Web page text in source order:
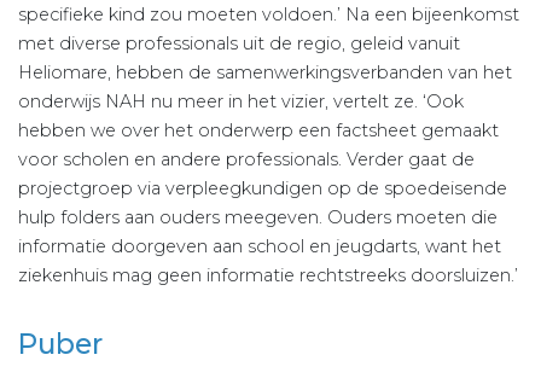
specifieke kind zou moeten voldoen.’ Na een bijeenkomst
met diverse professionals uit de regio, geleid vanuit
Heliomare, hebben de samenwerkingsverbanden van het
onderwijs NAH nu meer in het vizier, vertelt ze. ‘Ook
hebben we over het onderwerp een factsheet gemaakt
voor scholen en andere professionals. Verder gaat de
projectgroep via verpleegkundigen op de spoedeisende
hulp folders aan ouders meegeven. Ouders moeten die
informatie doorgeven aan school en jeugdarts, want het
ziekenhuis mag geen informatie rechtstreeks doorsluizen.’
Puber